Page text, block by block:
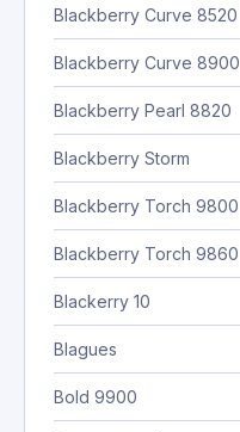
Blackberry Curve 8520
Blackberry Curve 8900
Blackberry Pearl 8820
Blackberry Storm
Blackberry Torch 9800
Blackberry Torch 9860
Blackerry 10
Blagues
Bold 9900